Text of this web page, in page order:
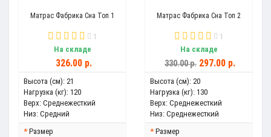
Матрас Фабрика Сна Топ 1
1
На складе
326.00 р.
Высота (см): 21
Нагрузка (кг): 120
Верх: Среднежесткий
Низ: Средний
Размер
Матрас Фабрика Сна Топ 2
1
На складе
330.00 р. 297.00 р.
Высота (см): 20
Нагрузка (кг): 130
Верх: Среднежесткий
Низ: Среднежесткий
Размер